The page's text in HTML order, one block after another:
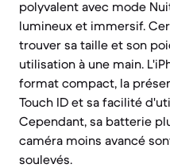
polyvalent avec mode
lumineux et immersif.
trouver sa taille et son
utilisation à une main.
format compact, la
Touch ID et sa facilité
Cependant, sa batterie
caméra moins avancé
soulevés.